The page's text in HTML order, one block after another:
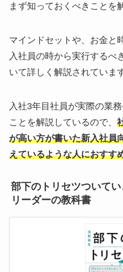
まず知っておくべきことを
マインドセットや、お金と
入社員の時から実行するべ
いて詳しく解説されていま
入社3年目社員が実際の業
ことを解説しているので、
が高い方が書いた新入社員
えているような人におすす
部下のトリセツついて
リーダーの教科書